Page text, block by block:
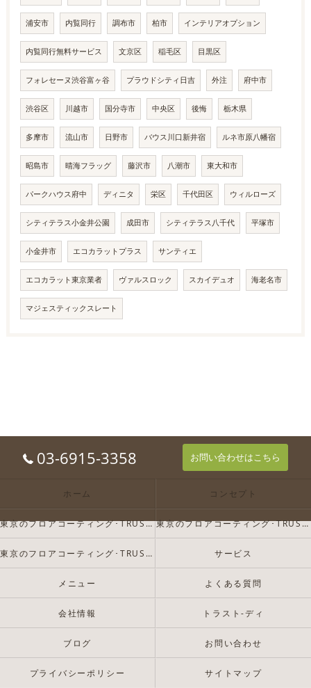
浦安市 内覧同行 調布市 柏市 インテリアオプション
内覧同行無料サービス 文京区 稲毛区 目黒区
フォレセーヌ渋谷富ヶ谷 プラウドシティ日吉 外注 府中市
渋谷区 川越市 国分寺市 中央区 後悔 栃木県
多摩市 流山市 日野市 バウス川口新井宿 ルネ市原八幡宿
昭島市 晴海フラッグ 藤沢市 八潮市 東大和市
パークハウス府中 ディニタ 栄区 千代田区 ウィルローズ
シティテラス小金井公園 成田市 シティテラス八千代 平塚市
小金井市 エコカラットプラス サンティエ
エコカラット東京業者 ヴァルスロック スカイデュオ 海老名市
マジェスティックスレート
03-6915-3358 お問い合わせはこちら
ホーム コンセプト
東京のフロアコーティング･TRUST-Dの口コミ情報 東京のフロアコーティング･TRUST-Dの評判
東京のフロアコーティング･TRUST-Dのお客様の声 サービス
メニュー よくある質問
会社情報 トラスト-ディ
ブログ お問い合わせ
プライバシーポリシー サイトマップ